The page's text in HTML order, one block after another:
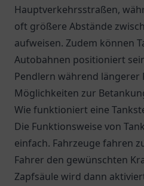
Hauptverkehrsstraßen,
oft größere Abstände
aufweisen. Zudem können
Autobahnen positioniert
Pendlern während längerer
Möglichkeiten zur
Wie funktioniert eine
Die Funktionsweise von
einfach. Fahrzeuge fahren
Fahrer den gewünschten
Zapfsäule wird dann